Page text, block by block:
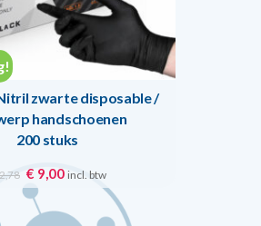
zwarte disposable /
handschoenen
200 stuks
Oorspronkelijke
prijs
was:
€ 9,00Huidige
is:
incl. btw